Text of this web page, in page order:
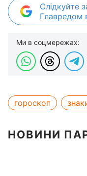
Слідкуйте
Главредом
Ми в соцмережах:
гороскоп
НОВИНИ